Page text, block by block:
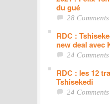
du gué
28 Comments
RDC :
new deal avec
24 Comments
RDC : les 12
Tshisekedi
24 Comments